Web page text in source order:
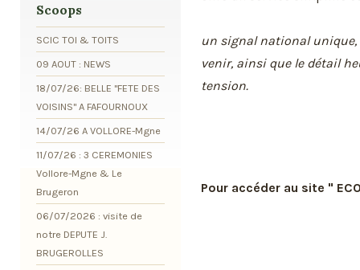
un signal national unique,
venir, ainsi que le détail
tension.
Pour accéder au site "
Scoops
SCIC TOI & TOITS
09 AOUT : NEWS
18/07/26: BELLE "FETE DES
VOISINS" A FAFOURNOUX
14/07/26 A VOLLORE-Mgne
11/07/26 : 3 CEREMONIES
Vollore-Mgne & Le
Brugeron
06/07/2026 : visite de
notre DEPUTE J.
BRUGEROLLES